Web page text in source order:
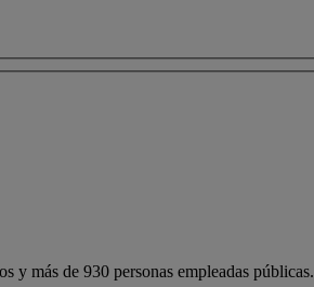
y más de 930 personas empleadas públicas.